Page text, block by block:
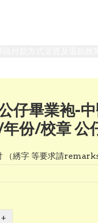
仔畢業袍-
份/校章 公
（綉字 等要求請
+